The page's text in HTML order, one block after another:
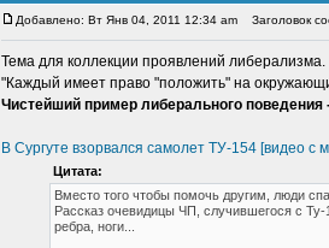
Добавлено: Вт Янв 04, 2011 12:34 am Заголовок
Тема для коллекции проявлений либерализма.
"Каждый имеет право "положить" на
Чистейший пример либерального поведения
В Сургуте взорвался самолет ТУ-154 [видео
Цитата:
Вместо того чтобы помочь другим, люди
Рассказ очевидицы ЧП, случившегося с
ребра, ноги...